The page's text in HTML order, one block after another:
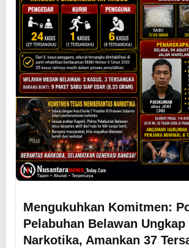
Mengukuhkan Komitmen:
Pelabuhan Belawan Ungkap
Narkotika, Amankan 37